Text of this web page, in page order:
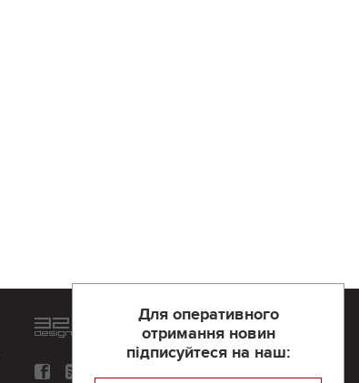
Для оперативного
отримання новин
підписуйтеся на наш:
Розроблений та підтримується
компанії 32х32